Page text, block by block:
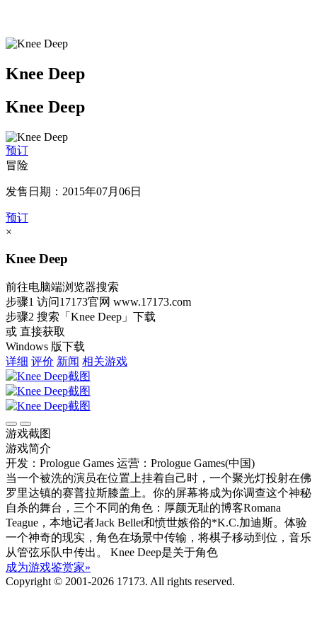
Knee Deep
Knee Deep
预订
冒险
发售日期：2015年07月06日
预订
×
Knee Deep
前往电脑端浏览器搜索
步骤1 访问17173官网 www.17173.com
步骤2 搜索 「Knee Deep」 下载
或 直接获取
Windows 版下载
详细 评价 新闻 相关游戏
游戏截图
游戏简介
开发：Prologue Games 运营：Prologue Games(中国)
当一个被洗的演员在位置上挂着自己时，一个聚光灯投射在佛
罗里达镇的赛普拉斯膝盖上。你的屏幕将成为你调查这个神秘
自杀的舞台，三个不同的角色：厚颜无耻的博客Romana
Teague，本地记者Jack Bellet和愤世嫉俗的*K.C.加迪斯。体验
一个神奇的现实，角色在场景中传输，将棋子移动到位，音乐
从管弦乐队中传出。 Knee Deep是关于角色
成为游戏鉴赏家»
Copyright © 2001-2026 17173. All rights reserved.